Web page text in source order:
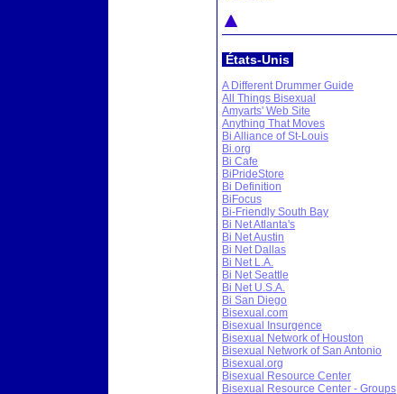
États-Unis
A Different Drummer Guide
All Things Bisexual
Amyarts' Web Site
Anything That Moves
Bi Alliance of St-Louis
Bi.org
Bi Cafe
BiPrideStore
Bi Definition
BiFocus
Bi-Friendly South Bay
Bi Net Atlanta's
Bi Net Austin
Bi Net Dallas
Bi Net L.A.
Bi Net Seattle
Bi Net U.S.A.
Bi San Diego
Bisexual.com
Bisexual Insurgence
Bisexual Network of Houston
Bisexual Network of San Antonio
Bisexual.org
Bisexual Resource Center
Bisexual Resource Center - Groups